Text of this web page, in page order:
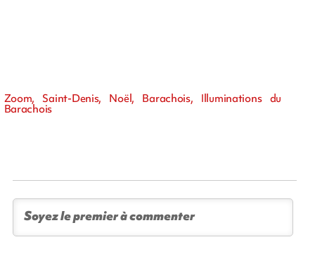
Zoom, Saint-Denis, Noël, Barachois, Illuminations du
Barachois